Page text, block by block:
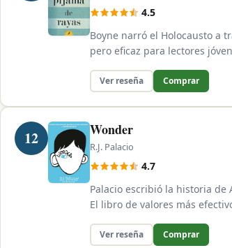
4.5
Boyne narró el Holocausto a
pero eficaz para lectores
Ver reseña Comprar
12 Wonder
R.J. Palacio
4.7
Palacio escribió la historia
El libro de valores más
Ver reseña Comprar